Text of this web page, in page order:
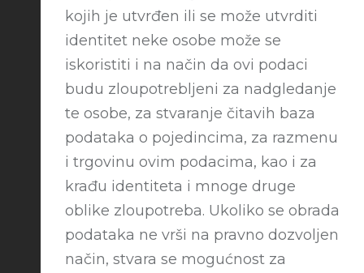
kojih je utvrđen ili se može utvrditi
identitet neke osobe može se
iskoristiti i na način da ovi podaci
budu zloupotrebljeni za nadgledanje
te osobe, za stvaranje čitavih baza
podataka o pojedincima, za razmenu
i trgovinu ovim podacima, kao i za
krađu identiteta i mnoge druge
oblike zloupotreba. Ukoliko se obrada
podataka ne vrši na pravno dozvoljen
način, stvara se mogućnost za